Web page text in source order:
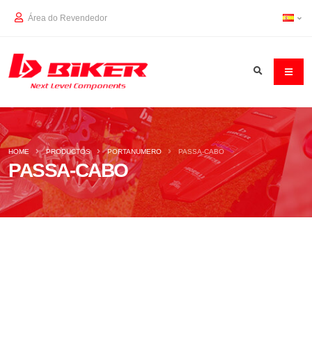
Área do Revendedor
PASSA-CABO
HOME PRODUCTOS PORTANUMERO PASSA-CABO